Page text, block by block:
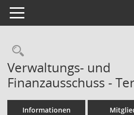
Toggle navigation
Rechercheauswahl
Verwaltungs- und
Finanzausschuss -
Informationen